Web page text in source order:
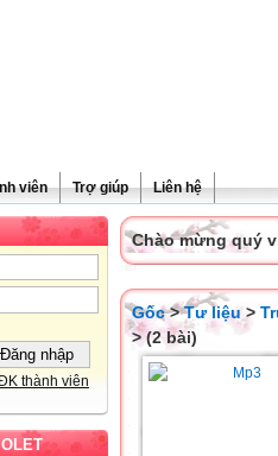
viên Trợ giúp Liên hệ
thành viên
Chào mừng quý
Gốc>Tư liệu>
> (2 bài)